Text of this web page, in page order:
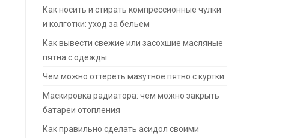
Как носить и стирать компрессионные чулки
и колготки: уход за бельем
Как вывести свежие или засохшие масляные
пятна с одежды
Чем можно оттереть мазутное пятно с куртки
Маскировка радиатора: чем можно закрыть
батареи отопления
Как правильно сделать асидол своими